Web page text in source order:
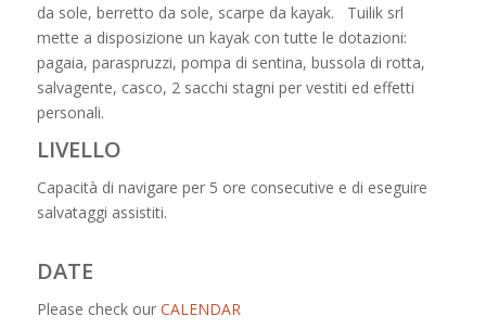
da sole, berretto da sole, scarpe da kayak. Tuilik srl
mette a disposizione un kayak con tutte le dotazioni:
pagaia, paraspruzzi, pompa di sentina, bussola di rotta,
salvagente, casco, 2 sacchi stagni per vestiti ed effetti
personali.
LIVELLO
Capacità di navigare per 5 ore consecutive e di eseguire
salvataggi assistiti.
DATE
Please check our CALENDAR